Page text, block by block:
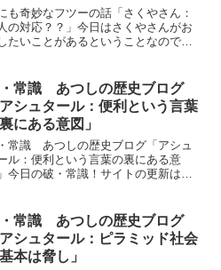
も奇妙なフツーの話「さくやさん：
の対応？？」今日はさくやさんがお
たいことがあるということなのでお
とがあったら本気でイヤだと 言わな
伝わらないのよ。 ...
常識 あつしの歴史ブログ
アシュタール：便利という言葉
にある意図」
常識 あつしの歴史ブログ「アシュ
ル：便利という言葉の裏にある意
今日の破・常識！サイトの更新は行
続けて掲載しておきます。「便利と
言葉の裏にある...
常識 あつしの歴史ブログ
アシュタール：ピラミッド社会
本は脅し」